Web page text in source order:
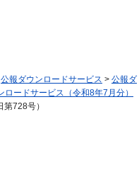
公報ダウンロードサービス > 公報ダ
ロードサービス（令和8年7月分）
728号）